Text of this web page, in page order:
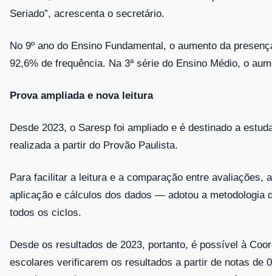
Seriado”, acrescenta o secretário.
No 9º ano do Ensino Fundamental, o aumento da
92,6% de frequência. Na 3ª série do Ensino Médio, o
Prova ampliada e nova leitura
Desde 2023, o Saresp foi ampliado e é destinado a
realizada a partir do Provão Paulista.
Para facilitar a leitura e a comparação entre
aplicação e cálculos dos dados — adotou a metodologia
todos os ciclos.
Desde os resultados de 2023, portanto, é possível à
escolares verificarem os resultados a partir de notas de